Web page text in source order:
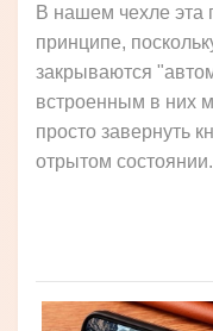
В нашем чехле эта
принципе,
закрываются
встроенным в них
просто завернуть
отрытом состоянии.